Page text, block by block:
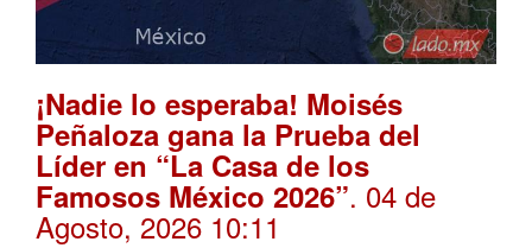
¡Nadie lo esperaba! Moisés
Peñaloza gana la Prueba del
Líder en “La Casa de los
Famosos México 2026”. 04 de
Agosto, 2026 10:11